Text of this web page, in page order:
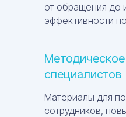
от обращения до
эффективности
специалистов
Материалы для
сотрудников,